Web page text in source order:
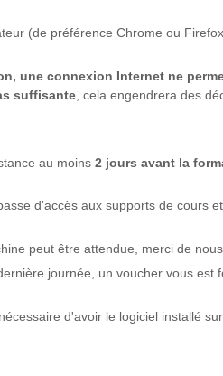
(de préférence Chrome ou
une connexion Internet ne
suffisante, cela engendrera des
au moins 2 jours avant la
d'accès aux supports de cours
peut être attendue, merci de
journée, un voucher vous est
d'avoir le logiciel installé